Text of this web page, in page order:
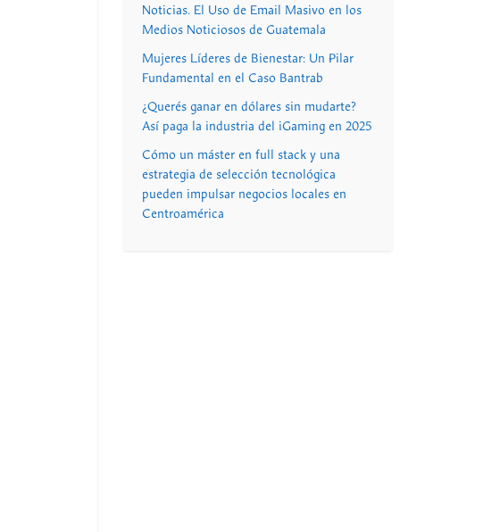
Noticias. El Uso de Email Masivo en los
Medios Noticiosos de Guatemala
Mujeres Líderes de Bienestar: Un Pilar
Fundamental en el Caso Bantrab
¿Querés ganar en dólares sin mudarte?
Así paga la industria del iGaming en 2025
Cómo un máster en full stack y una
estrategia de selección tecnológica
pueden impulsar negocios locales en
Centroamérica